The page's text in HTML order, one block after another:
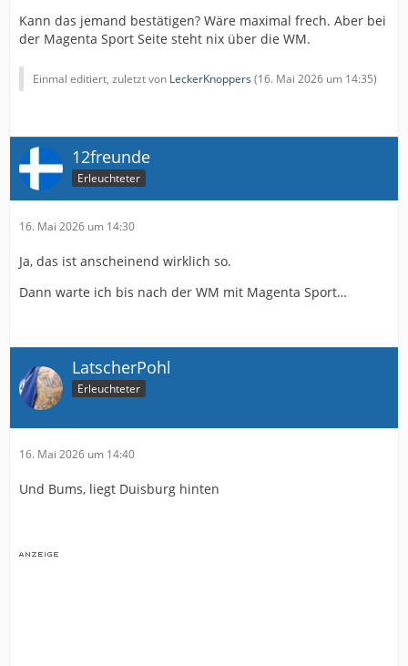
Kann das jemand bestätigen? Wäre maximal frech. Aber bei
der Magenta Sport Seite steht nix über die WM.
Einmal editiert, zuletzt von LeckerKnoppers (16. Mai 2026 um 14:35)
12freunde
Erleuchteter
16. Mai 2026 um 14:30
Ja, das ist anscheinend wirklich so.
Dann warte ich bis nach der WM mit Magenta Sport…
LatscherPohl
Erleuchteter
16. Mai 2026 um 14:40
Und Bums, liegt Duisburg hinten